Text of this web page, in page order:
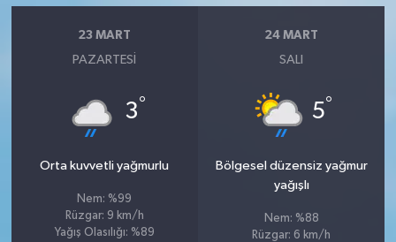
23 MART
PAZARTESI
3°
Orta kuvvetli yağmurlu
Nem: %99
Rüzgar: 9 km/h
Yağış Olasılığı: %89
24 MART
SALI
5°
Bölgesel düzensiz yağmur
yağışlı
Nem: %88
Rüzgar: 6 km/h